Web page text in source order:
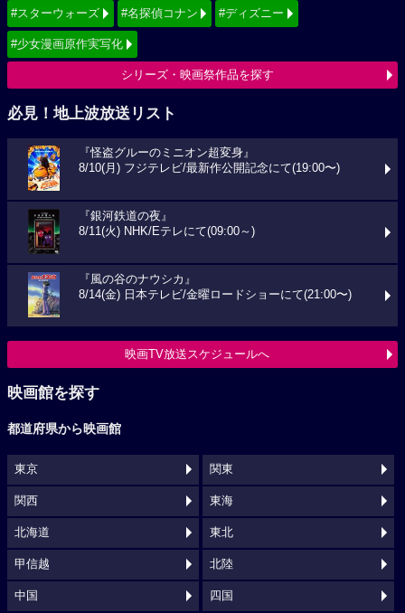
#スターウォーズ #名探偵コナン #ディズニー
#少女漫画原作実写化
シリーズ・映画祭作品を探す
必見！地上波放送リスト
『怪盗グルーのミニオン超変身』
8/10(月) フジテレビ/最新作公開記念にて(19:00〜)
『銀河鉄道の夜』
8/11(火) NHK/Eテレにて(09:00～)
『風の谷のナウシカ』
8/14(金) 日本テレビ/金曜ロードショーにて(21:00〜)
映画TV放送スケジュールへ
映画館を探す
都道府県から映画館
東京 関東
関西 東海
北海道 東北
甲信越 北陸
中国 四国